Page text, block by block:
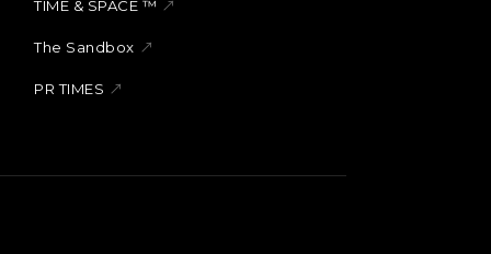
TIME & SPACE ™︎ ↗
The Sandbox ↗
PR TIMES ↗